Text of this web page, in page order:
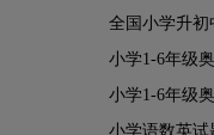
全国小学升初
小学1-6年级
小学1-6年级
小学语数英试